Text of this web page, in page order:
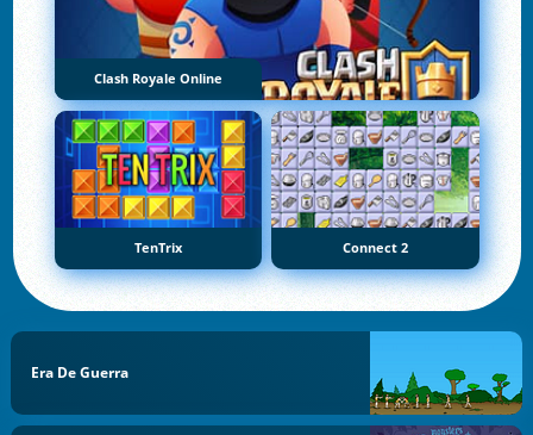
Clash Royale Online
TenTrix Connect 2
Era De Guerra